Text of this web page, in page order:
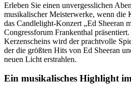
Erleben Sie einen unvergesslichen
musikalischer Meisterwerke, wenn die
das Candlelight-Konzert „Ed Sheeran
Congressforum Frankenthal
Kerzenscheins wird der prachtvolle
der die größten Hits von Ed Sheeran
neuen Licht erstrahlen.
Ein musikalisches Highlight